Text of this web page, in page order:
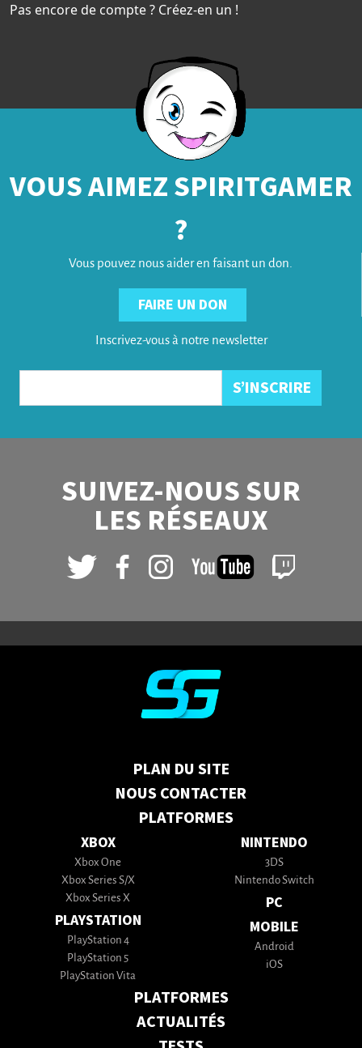
Pas encore de compte ? Créez-en un !
VOUS AIMEZ SPIRITGAMER
?
Vous pouvez nous aider en faisant un don.
FAIRE UN DON
Inscrivez-vous à notre newsletter
SUIVEZ-NOUS SUR
LES RÉSEAUX
PLAN DU SITE
NOUS CONTACTER
PLATFORMES
XBOX
Xbox One
Xbox Series S/X
Xbox Series X
PLAYSTATION
PlayStation 4
PlayStation 5
PlayStation Vita
NINTENDO
3DS
Nintendo Switch
PC
MOBILE
Android
iOS
PLATFORMES
ACTUALITÉS